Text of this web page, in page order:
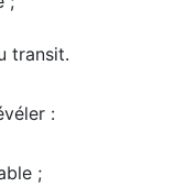
transit.
:
;